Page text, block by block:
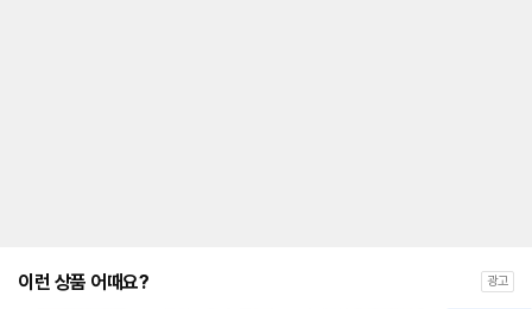
는
대
이런 상품 어때요? 광고